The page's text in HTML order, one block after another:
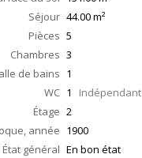
Séjour 44.00m²
Pièces 5
Chambres 3
de bains 1
WC 1 Indépendant
Étage 2
année 1900
État général En bon état